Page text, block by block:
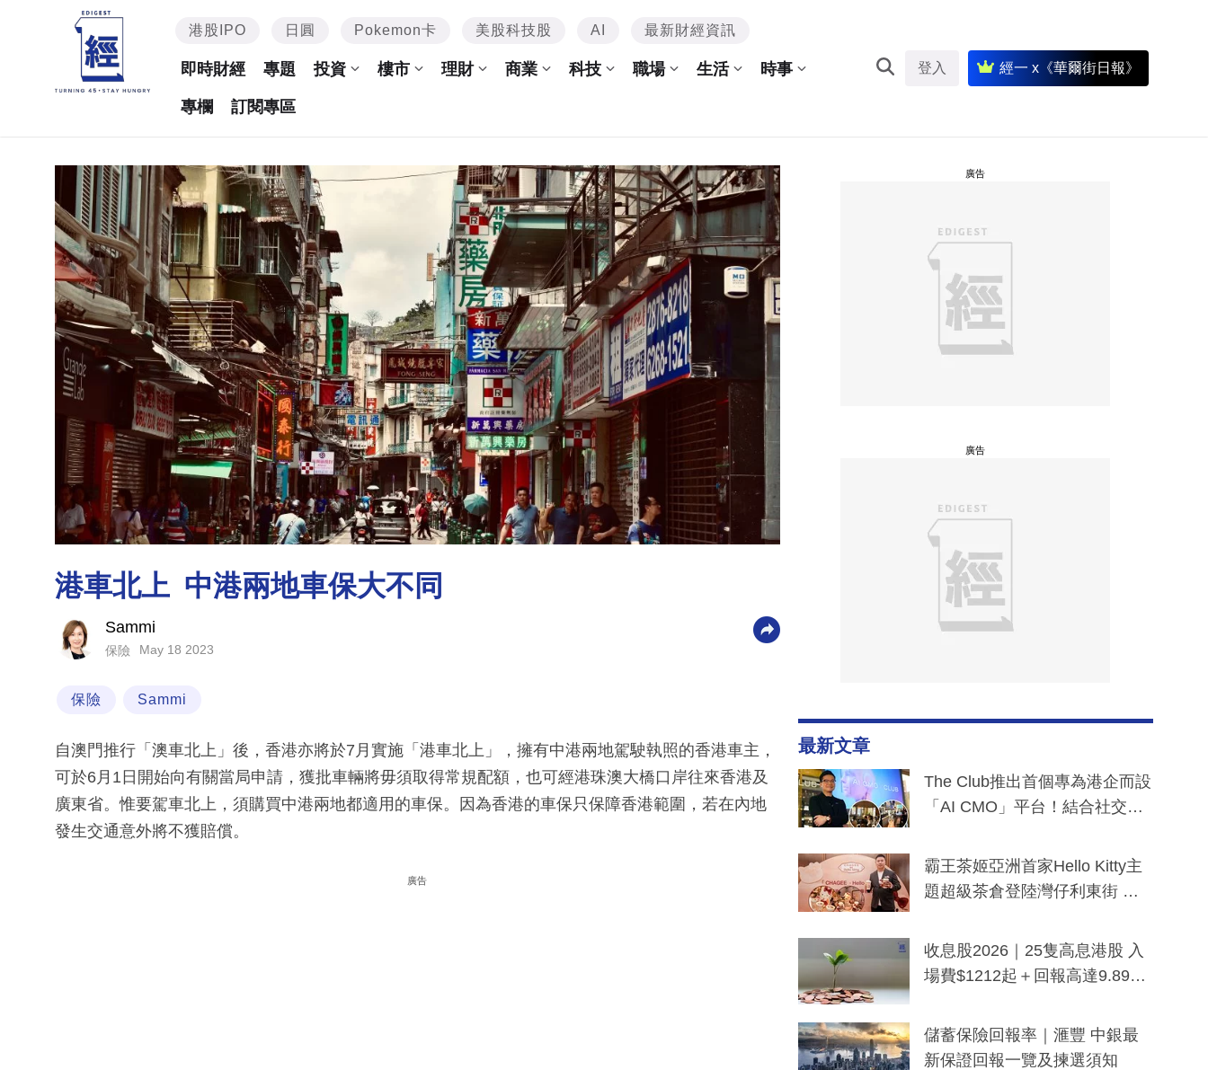
港股IPO 日圓 Pokemon卡 美股科技股 AI 最新財經資訊
即時財經 專題 投資 樓市 理財 商業 科技 職場 生活 時事
專欄 訂閱專區
登入 經一 x《華爾街日報》
港車北上 中港兩地車保大不同
Sammi
保險 May 18 2023
保險 Sammi
自澳門推行「澳車北上」後，香港亦將於7月實施「港車北上」，擁有中港兩地駕駛執照的香港車主，
可於6月1日開始向有關當局申請，獲批車輛將毋須取得常規配額，也可經港珠澳大橋口岸往來香港及
廣東省。惟要駕車北上，須購買中港兩地都適用的車保。因為香港的車保只保障香港範圍，若在內地
發生交通意外將不獲賠償。
廣告
廣告
廣告
最新文章
The Club推出首個專為港企而設
「AI CMO」平台！結合社交聆
分鐘生成「貼地」宣傳短片
霸王茶姬亞洲首家Hello Kitty主
題超級茶倉登陸灣仔利東街 推
y及香港限定特調系列
收息股2026｜25隻高息港股 入
場費$1212起＋回報高達9.89
儲蓄保險回報率｜滙豐 中銀最
新保證回報一覽及揀選須知